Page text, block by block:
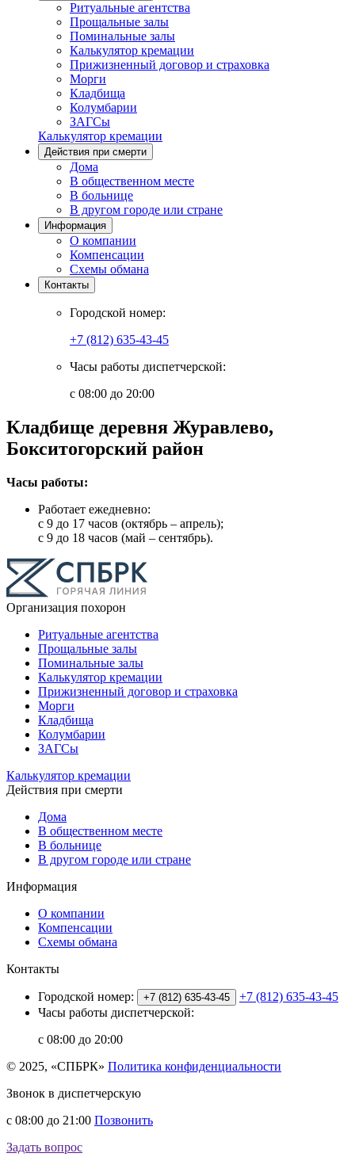
Ритуальные агентства
Прощальные залы
Поминальные залы
Калькулятор кремации
Прижизненный договор и страховка
Морги
Кладбища
Колумбарии
ЗАГСы
Калькулятор кремации
Действия при смерти
Дома
В общественном месте
В больнице
В другом городе или стране
Информация
О компании
Компенсации
Схемы обмана
Контакты
Городской номер:
+7 (812) 635-43-45
Часы работы диспетчерской:
с 08:00 до 20:00
Кладбище деревня Журавлево,
Бокситогорский район
Часы работы:
Работает ежедневно:
с 9 до 17 часов (октябрь – апрель);
с 9 до 18 часов (май – сентябрь).
Организация похорон
Ритуальные агентства
Прощальные залы
Поминальные залы
Калькулятор кремации
Прижизненный договор и страховка
Морги
Кладбища
Колумбарии
ЗАГСы
Калькулятор кремации
Действия при смерти
Дома
В общественном месте
В больнице
В другом городе или стране
Информация
О компании
Компенсации
Схемы обмана
Контакты
Городской номер: +7 (812) 635-43-45
+7 (812) 635-43-45
Часы работы диспетчерской:
с 08:00 до 20:00
© 2025, «СПБРК» Политика конфиденциальности
Звонок в диспетчерскую
с 08:00 до 21:00 Позвонить
Задать вопрос